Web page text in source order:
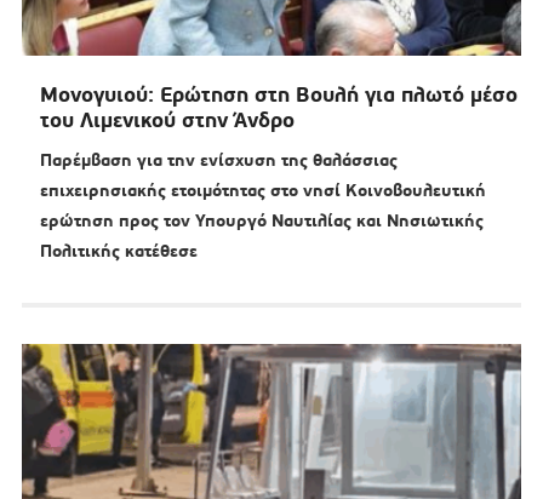
Μονογυιού: Ερώτηση στη Βουλή για πλωτό μέσο
του Λιμενικού στην Άνδρο
Παρέμβαση για την ενίσχυση της θαλάσσιας
επιχειρησιακής ετοιμότητας στο νησί Κοινοβουλευτική
ερώτηση προς τον Υπουργό Ναυτιλίας και Νησιωτικής
Πολιτικής κατέθεσε